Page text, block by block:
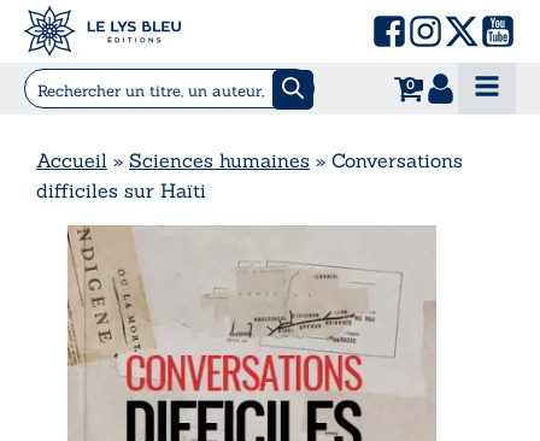
0
Accueil » Sciences humaines » Conversations
difficiles sur Haïti